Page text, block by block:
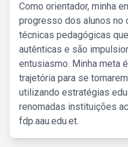
Como orientador, minha
progresso dos alunos no
técnicas pedagógicas
autênticas e são
entusiasmo. Minha meta
trajetória para se
utilizando estratégias
renomadas instituições
fdp.aau.edu.et.